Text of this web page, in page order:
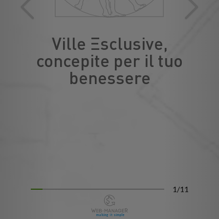
Ville Esclusive,
concepite per il tuo
benessere
1/11
making it simple